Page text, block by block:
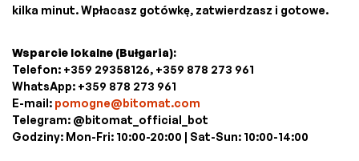
kilka minut. Wpłacasz gotówkę, zatwierdzasz i gotowe.
Wsparcie lokalne (Bułgaria):
Telefon: +359 29358126, +359 878 273 961
WhatsApp: +359 878 273 961
E-mail: pomogne@bitomat.com
Telegram: @bitomat_official_bot
Godziny: Mon-Fri: 10:00-20:00 | Sat-Sun: 10:00-14:00